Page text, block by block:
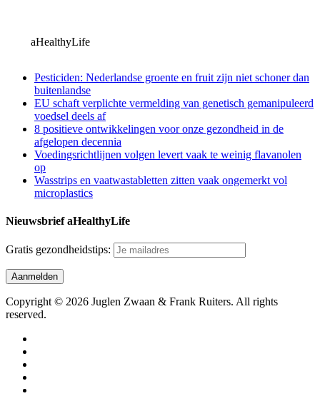
aHealthyLife
Pesticiden: Nederlandse groente en fruit zijn niet schoner dan
buitenlandse
EU schaft verplichte vermelding van genetisch gemanipuleerd
voedsel deels af
8 positieve ontwikkelingen voor onze gezondheid in de
afgelopen decennia
Voedingsrichtlijnen volgen levert vaak te weinig flavanolen
op
Wasstrips en vaatwastabletten zitten vaak ongemerkt vol
microplastics
Nieuwsbrief aHealthyLife
Gratis gezondheidstips:
Copyright © 2026 Juglen Zwaan & Frank Ruiters. All rights
reserved.